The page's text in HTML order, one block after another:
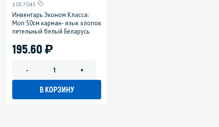
1057045
Инвентарь Эконом Класса:
Моп 50см карман- язык хлопок
петельный белый Беларусь
195.60)
- +
В КОРЗИНУ